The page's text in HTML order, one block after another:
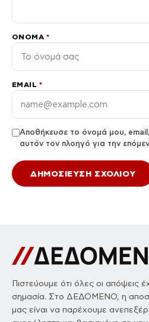
ΌΝΟΜΑ *
EMAIL *
Αποθήκευσε το όνομά μου,
αυτόν τον πλοηγό για την
Πιστεύουμε ότι όλες οι απόψεις
σημασία. Στο ΔΕΔΟΜΕΝΟ, η
μας είναι να παρέχουμε